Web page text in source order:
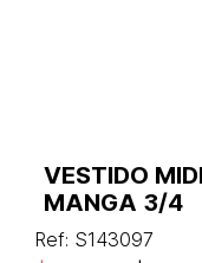
VESTIDO
MANGA 3/4
Ref: S143097